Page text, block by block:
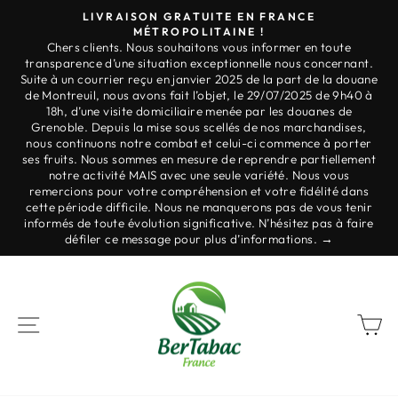
content
Slide
show
Break
LIVRAISON GRATUITE EN FRANCE
MÉTROPOLITAINE !
Chers clients. Nous souhaitons vous informer en toute
transparence d’une situation exceptionnelle nous concernant.
Suite à un courrier reçu en janvier 2025 de la part de la douane
de Montreuil, nous avons fait l’objet, le 29/07/2025 de 9h40 à
18h, d’une visite domiciliaire menée par les douanes de
Grenoble. Depuis la mise sous scellés de nos marchandises,
nous continuons notre combat et celui-ci commence à porter
ses fruits. Nous sommes en mesure de reprendre partiellement
notre activité MAIS avec une seule variété. Nous vous
remercions pour votre compréhension et votre fidélité dans
cette période difficile. Nous ne manquerons pas de vous tenir
informés de toute évolution significative. N’hésitez pas à faire
défiler ce message pour plus d’informations. →